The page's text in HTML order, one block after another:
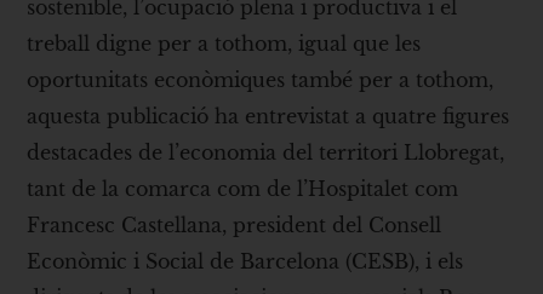
sostenible, l’ocupació plena i productiva i el
treball digne per a tothom, igual que les
oportunitats econòmiques també per a tothom,
aquesta publicació ha entrevistat a quatre figures
destacades de l’economia del territori Llobregat,
tant de la comarca com de l’Hospitalet com
Francesc Castellana, president del Consell
Econòmic i Social de Barcelona (CESB), i els